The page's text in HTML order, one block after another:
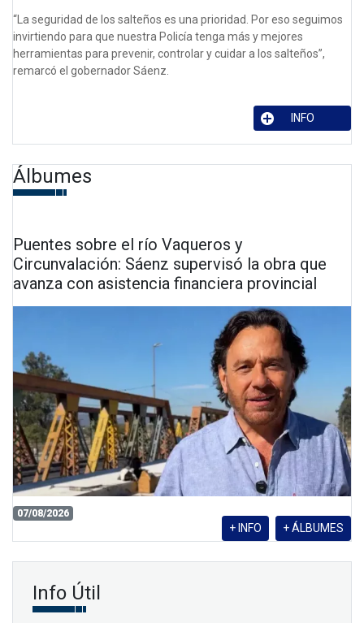
“La seguridad de los salteños es una prioridad. Por eso seguimos
invirtiendo para que nuestra Policía tenga más y mejores
herramientas para prevenir, controlar y cuidar a los salteños”,
remarcó el gobernador Sáenz.
INFO
Álbumes
Puentes sobre el río Vaqueros y
Circunvalación: Sáenz supervisó la obra que
avanza con asistencia financiera provincial
07/08/2026
+ ÁLBUMES
+ INFO
Info Útil